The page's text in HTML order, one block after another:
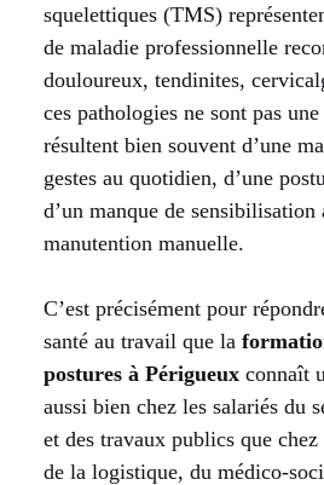
squelettiques (TMS)
de maladie professionnelle
douloureux, tendinites,
ces pathologies ne sont pas
résultent bien souvent d’une
gestes au quotidien, d’une
d’un manque de
manutention manuelle.
C’est précisément pour
santé au travail que la
postures à Périgueux connaît
aussi bien chez les salariés du
et des travaux publics que
de la logistique, du médico-